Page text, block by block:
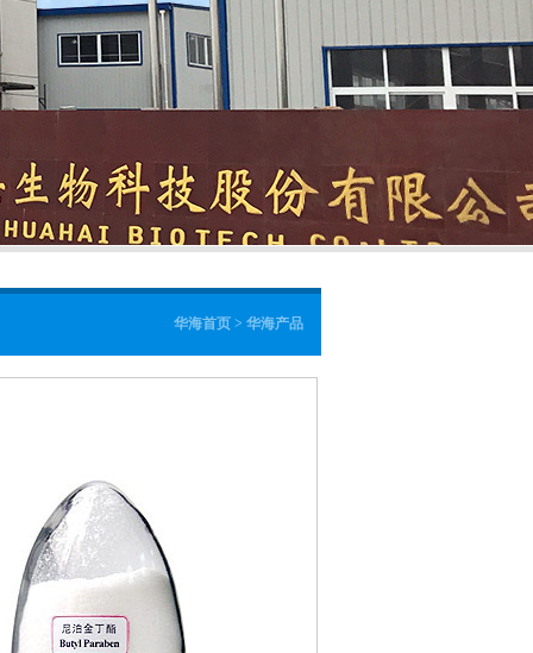
华海首页 > 华海产品